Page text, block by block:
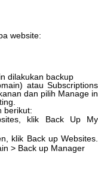
website:
dilakukan backup
) atau Subscriptions
dan pilih Manage in
berikut:
klik Back Up
My
klik Back up Websites
> Back up Manager